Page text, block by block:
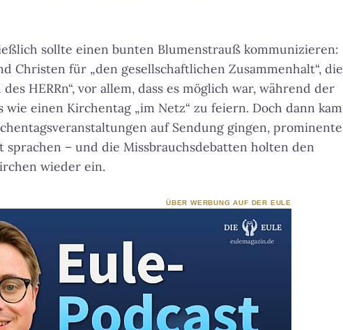
sollte einen bunten Blumenstrauß kommunizieren:
Christen für „den gesellschaftlichen Zusammenhalt“, die
HERRn“, vor allem, dass es möglich war, während der
einen Kirchentag „im Netz“ zu feiern. Doch dann kam
auf Sendung gingen, prominente
sprachen – und die Missbrauchsdebatten holten den
wieder ein.
ÜBER WERBUNG AUF DER EULE